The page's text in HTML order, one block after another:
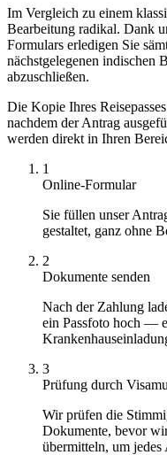
Im Vergleich zu einem
Bearbeitung radikal. Dank
Formulars erledigen Sie
nächstgelegenen indischen
abzuschließen.
Die Kopie Ihres
nachdem der Antrag
werden direkt in Ihren
1
Online-Formular
Sie füllen unser
gestaltet, ganz ohne
2
Dokumente senden
Nach der Zahlung
ein Passfoto hoch —
3
Prüfung durch
Wir prüfen die
Dokumente, bevor
übermitteln, um jedes